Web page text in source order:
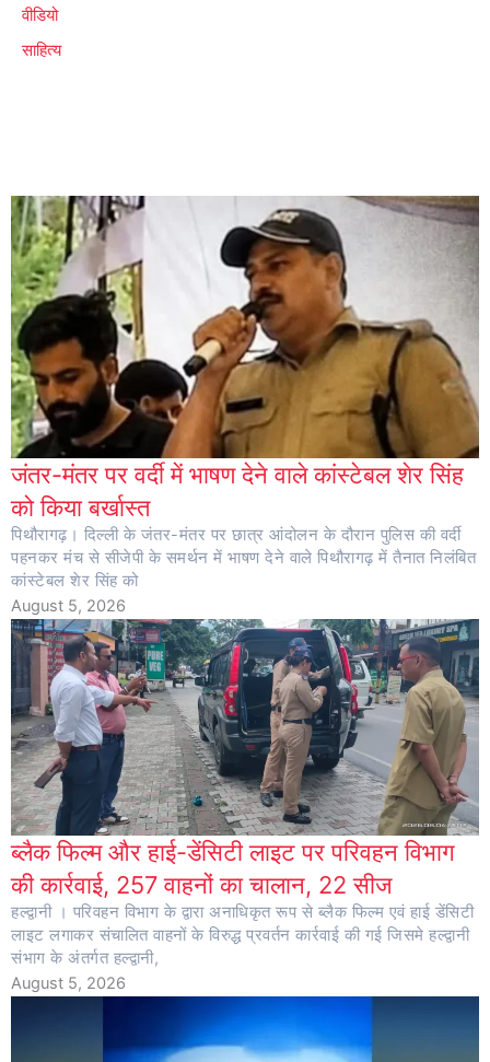
वीडियो
साहित्य
जंतर-मंतर पर वर्दी में भाषण देने वाले कांस्टेबल शेर सिंह
को किया बर्खास्त
पिथौरागढ़। दिल्ली के जंतर-मंतर पर छात्र आंदोलन के दौरान पुलिस की वर्दी
पहनकर मंच से सीजेपी के समर्थन में भाषण देने वाले पिथौरागढ़ में तैनात निलंबित
कांस्टेबल शेर सिंह को
August 5, 2026
ब्लैक फिल्म और हाई-डेंसिटी लाइट पर परिवहन विभाग
की कार्रवाई, 257 वाहनों का चालान, 22 सीज
हल्द्वानी । परिवहन विभाग के द्वारा अनाधिकृत रूप से ब्लैक फिल्म एवं हाई डेंसिटी
लाइट लगाकर संचालित वाहनों के विरुद्ध प्रवर्तन कार्रवाई की गई जिसमे हल्द्वानी
संभाग के अंतर्गत हल्द्वानी,
August 5, 2026